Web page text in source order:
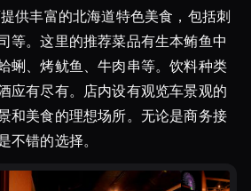
供丰富的北海道特色美食，包括刺
等。这里的推荐菜品有生本鲔鱼中
蜊、烤鱿鱼、牛肉串等。饮料种类
应有尽有。店内设有观览车景观的
和美食的理想场所。无论是商务接
不错的选择。